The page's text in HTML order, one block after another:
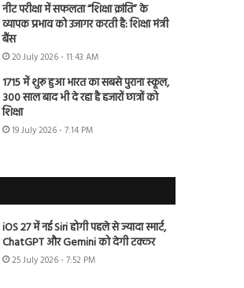
नीट परीक्षा में सफलता “शिक्षा क्रांति” के
व्यापक प्रभाव को उजागर करती है: शिक्षा मंत्री
बैंस
20 July 2026 - 11:43 AM
1715 में शुरू हुआ भारत का सबसे पुराना स्कूल,
300 साल बाद भी दे रहा है हजारों छात्रों को
शिक्षा
19 July 2026 - 7:14 PM
iOS 27 में नई Siri होगी पहले से ज्यादा स्मार्ट,
ChatGPT और Gemini को देगी टक्कर
25 July 2026 - 7:52 PM